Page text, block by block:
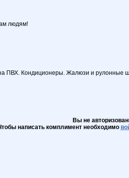
людям!
ПВХ. Кондиционеры. Жалюзи и рулонные
Вы не
написать комплимент необходимо